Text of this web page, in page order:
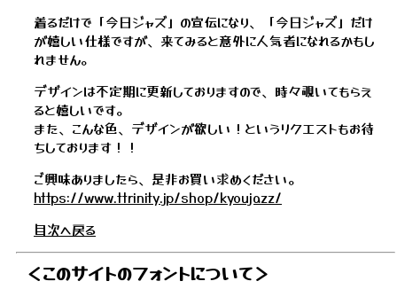
着るだけで「今日ジャズ」の宣伝になり、「今日ジャズ」だけ
が嬉しい仕様ですが、来てみると意外に人気者になれるかもし
れません。
デザインは不定期に更新しておりますので、時々覗いてもらえ
ると嬉しいです。
また、こんな色、デザインが欲しい！というリクエストもお待
ちしております！！
ご興味ありましたら、是非お買い求めください。
https://www.ttrinity.jp/shop/kyoujazz/
目次へ戻る
＜このサイトのフォントについて＞